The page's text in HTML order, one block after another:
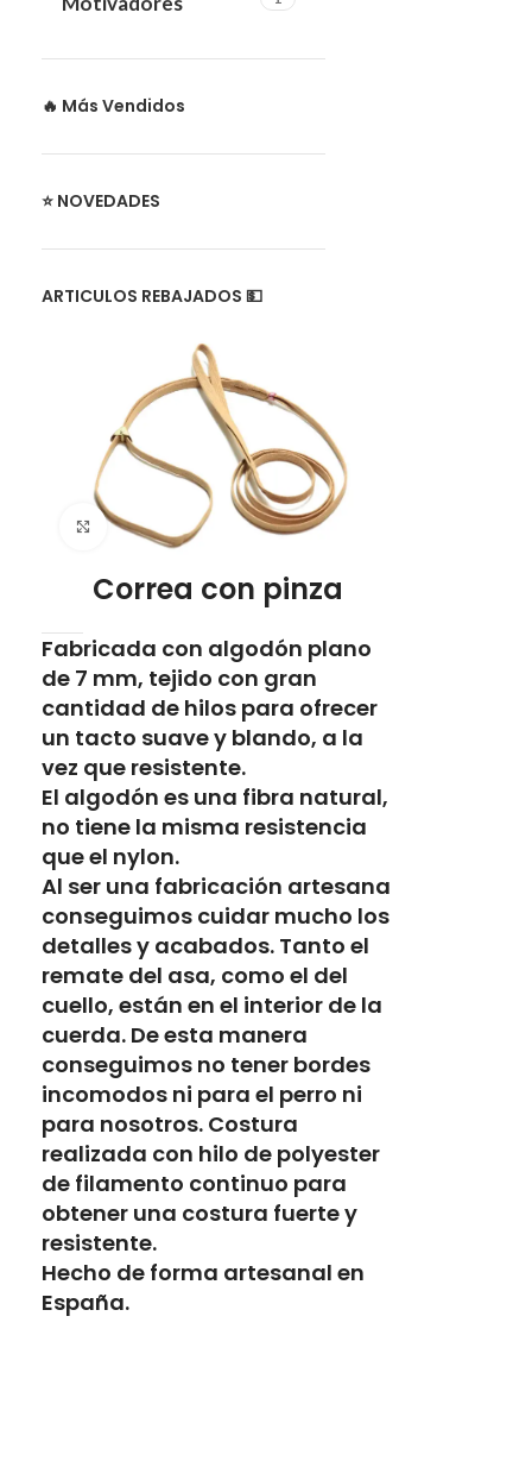
🔥 Más Vendidos
⭐ NOVEDADES
ARTICULOS REBAJADOS 💵
Click to enlarge
Correa con pinza
Fabricada con algodón plano
de 7 mm, tejido con gran
cantidad de hilos para ofrecer
un tacto suave y blando, a la
vez que resistente.
El algodón es una fibra natural,
no tiene la misma resistencia
que el nylon.
Al ser una fabricación artesana
conseguimos cuidar mucho los
detalles y acabados. Tanto el
remate del asa, como el del
cuello, están en el interior de la
cuerda. De esta manera
conseguimos no tener bordes
incomodos ni para el perro ni
para nosotros. Costura
realizada con hilo de polyester
de filamento continuo para
obtener una costura fuerte y
resistente.
Hecho de forma artesanal en
España.